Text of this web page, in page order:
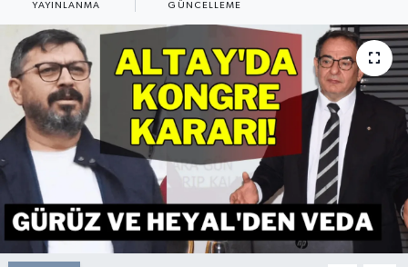
YAYINLANMA GÜNCELLEME
Resmi Reklam
Röportajlar